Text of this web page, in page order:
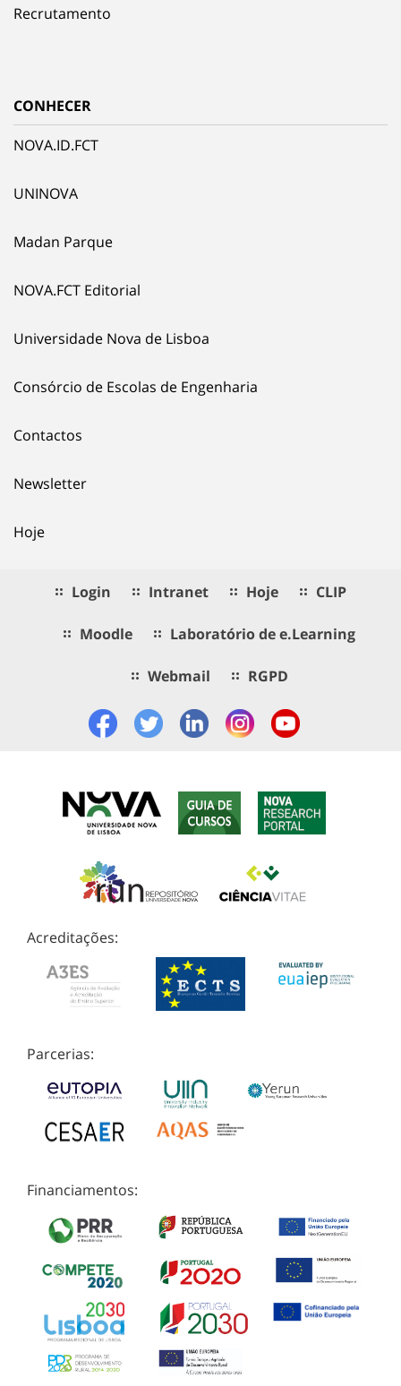
Recrutamento
CONHECER
NOVA.ID.FCT
UNINOVA
Madan Parque
NOVA.FCT Editorial
Universidade Nova de Lisboa
Consórcio de Escolas de Engenharia
Contactos
Newsletter
Hoje
Login Intranet Hoje CLIP
Moodle Laboratório de e.Learning
Webmail RGPD
Acreditações:
Parcerias:
Financiamentos: